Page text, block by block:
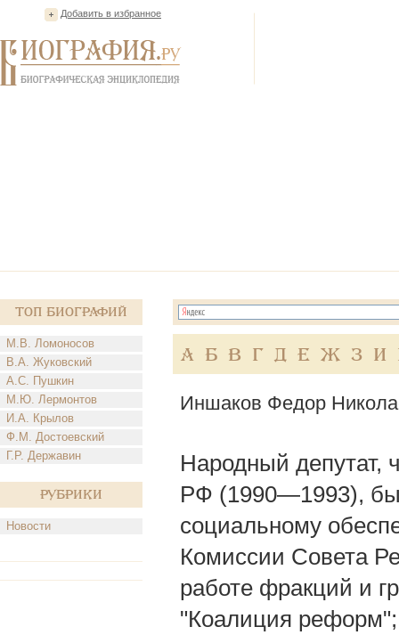
Добавить в избранное
Топ Биографий
М.В. Ломоносов
В.А. Жуковский
А.С. Пушкин
М.Ю. Лермонтов
И.А. Крылов
Ф.М. Достоевский
Г.Р. Державин
Рубрики
Новости
А Б В Г Д Е Ж З И
Иншаков Федор
Народный депутат,
РФ (1990—1993),
социальному
Комиссии Совета
работе фракций и
"Коалиция реформ";